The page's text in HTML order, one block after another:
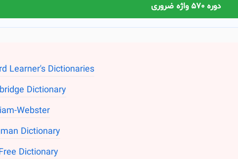
دوره 570 واژه ضروری
Learner's Dictionaries
Dictionary
Webster
Dictionary
Dictionary